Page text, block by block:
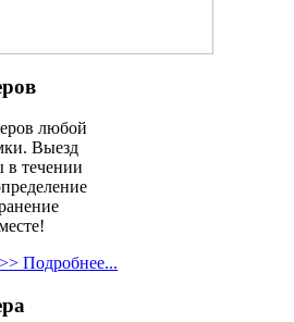
любой
Выезд
в течении
Подробнее...